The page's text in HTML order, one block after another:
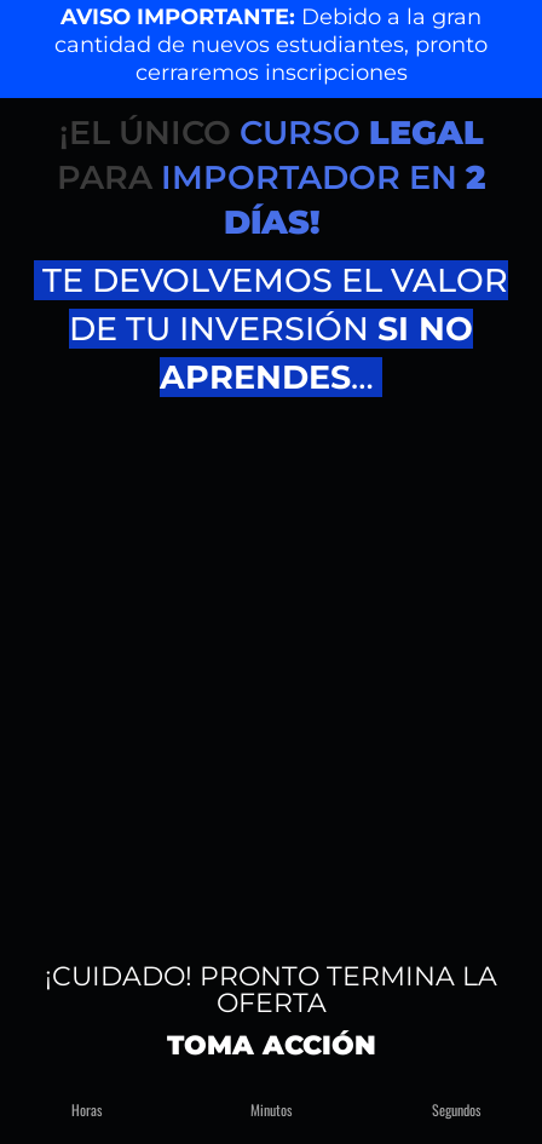
AVISO IMPORTANTE: Debido a la gran
cantidad de nuevos estudiantes, pronto
cerraremos inscripciones
¡EL ÚNICO CURSO LEGAL
PARA IMPORTADOR EN 2
DÍAS!
TE DEVOLVEMOS EL VALOR
DE TU INVERSIÓN SI NO
APRENDES…
¡CUIDADO! PRONTO TERMINA LA
OFERTA
TOMA ACCIÓN
Horas Minutos Segundos